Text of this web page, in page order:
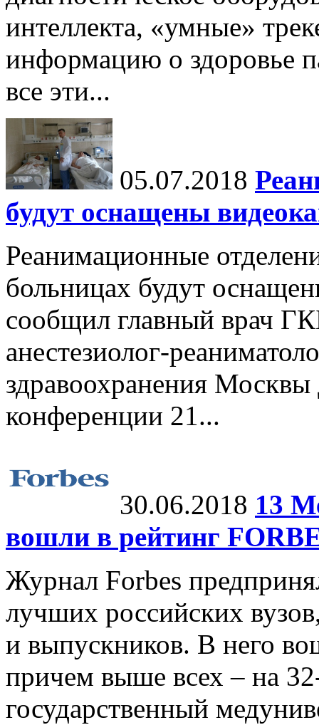
интеллекта, «умные»
информацию о здоровье
все эти...
05.07.2018
будут оснащены
Реанимационные
больницах будут
сообщил главный врач
анестезиолог-
здравоохранения
конференции 21...
30.06.2018 13
вошли в рейтинг
Журнал Forbes
лучших российских
и выпускников. В него
причем выше всех – на
государственный